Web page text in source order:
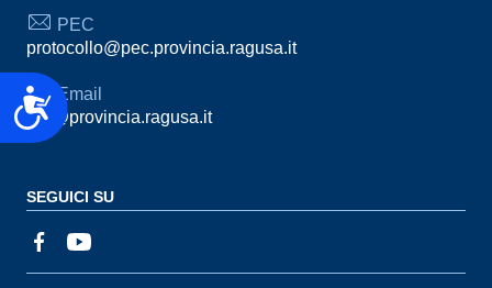
Accessibilità
PEC
protocollo@pec.provincia.ragusa.it
Email
urp@provincia.ragusa.it
SEGUICI SU